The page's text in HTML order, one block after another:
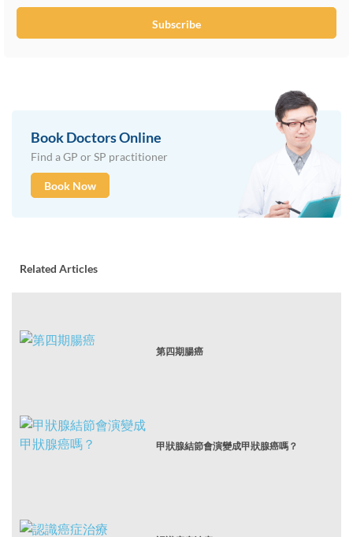
Subscribe
Book Doctors Online
Find a GP or SP practitioner
Book Now
Related Articles
第四期腸癌
甲狀腺結節會演變成甲狀腺癌嗎？